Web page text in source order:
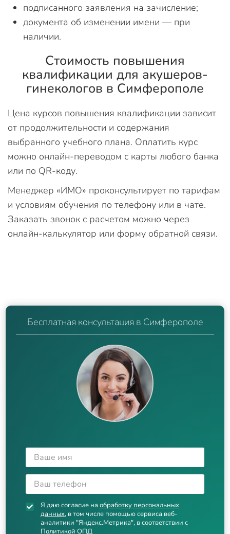
подписанного заявления на зачисление;
документа об изменении имени — при
наличии.
Стоимость повышения
квалификации для акушеров-
гинекологов в Симферополе
Цена курсов повышения квалификации зависит
от продолжительности и содержания
выбранного учебного плана. Оплатить курс
можно онлайн-переводом с карты любого банка
или по QR-коду.
Менеджер «ИМО» проконсультирует по тарифам
и условиям обучения по телефону или в чате.
Заказать звонок с расчетом можно через
онлайн-калькулятор или форму обратной связи.
Бесплатная консультация в Симферополе
Я даю согласие наобработку персональных
данных, в том числе помощью сервиса веб-
аналитики "Яндекс.Метрика", в соответствии с
Политикой ОПД